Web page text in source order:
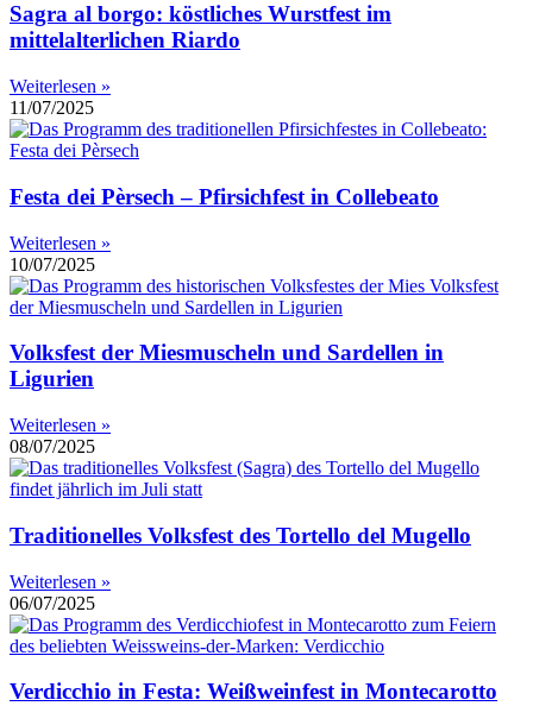
Sagra al borgo: köstliches Wurstfest im
mittelalterlichen Riardo
Weiterlesen »
11/07/2025
Festa dei Pèrsech – Pfirsichfest in Collebeato
Weiterlesen »
10/07/2025
Volksfest der Miesmuscheln und Sardellen in
Ligurien
Weiterlesen »
08/07/2025
Traditionelles Volksfest des Tortello del Mugello
Weiterlesen »
06/07/2025
Verdicchio in Festa: Weißweinfest in Montecarotto